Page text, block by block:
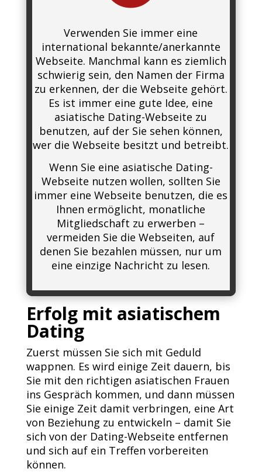
Verwenden Sie immer eine
international bekannte/anerkannte
Webseite. Manchmal kann es ziemlich
schwierig sein, den Namen der Firma
zu erkennen, der die Webseite gehört.
Es ist immer eine gute Idee, eine
asiatische Dating-Webseite zu
benutzen, auf der Sie sehen können,
wer die Webseite besitzt und betreibt.
Wenn Sie eine asiatische Dating-
Webseite nutzen wollen, sollten Sie
immer eine Webseite benutzen, die es
Ihnen ermöglicht, monatliche
Mitgliedschaft zu erwerben –
vermeiden Sie die Webseiten, auf
denen Sie bezahlen müssen, nur um
eine einzige Nachricht zu lesen.
Erfolg mit asiatischem
Dating
Zuerst müssen Sie sich mit Geduld
wappnen. Es wird einige Zeit dauern, bis
Sie mit den richtigen asiatischen Frauen
ins Gespräch kommen, und dann müssen
Sie einige Zeit damit verbringen, eine Art
von Beziehung zu entwickeln – damit Sie
sich von der Dating-Webseite entfernen
und sich auf ein Treffen vorbereiten
können.